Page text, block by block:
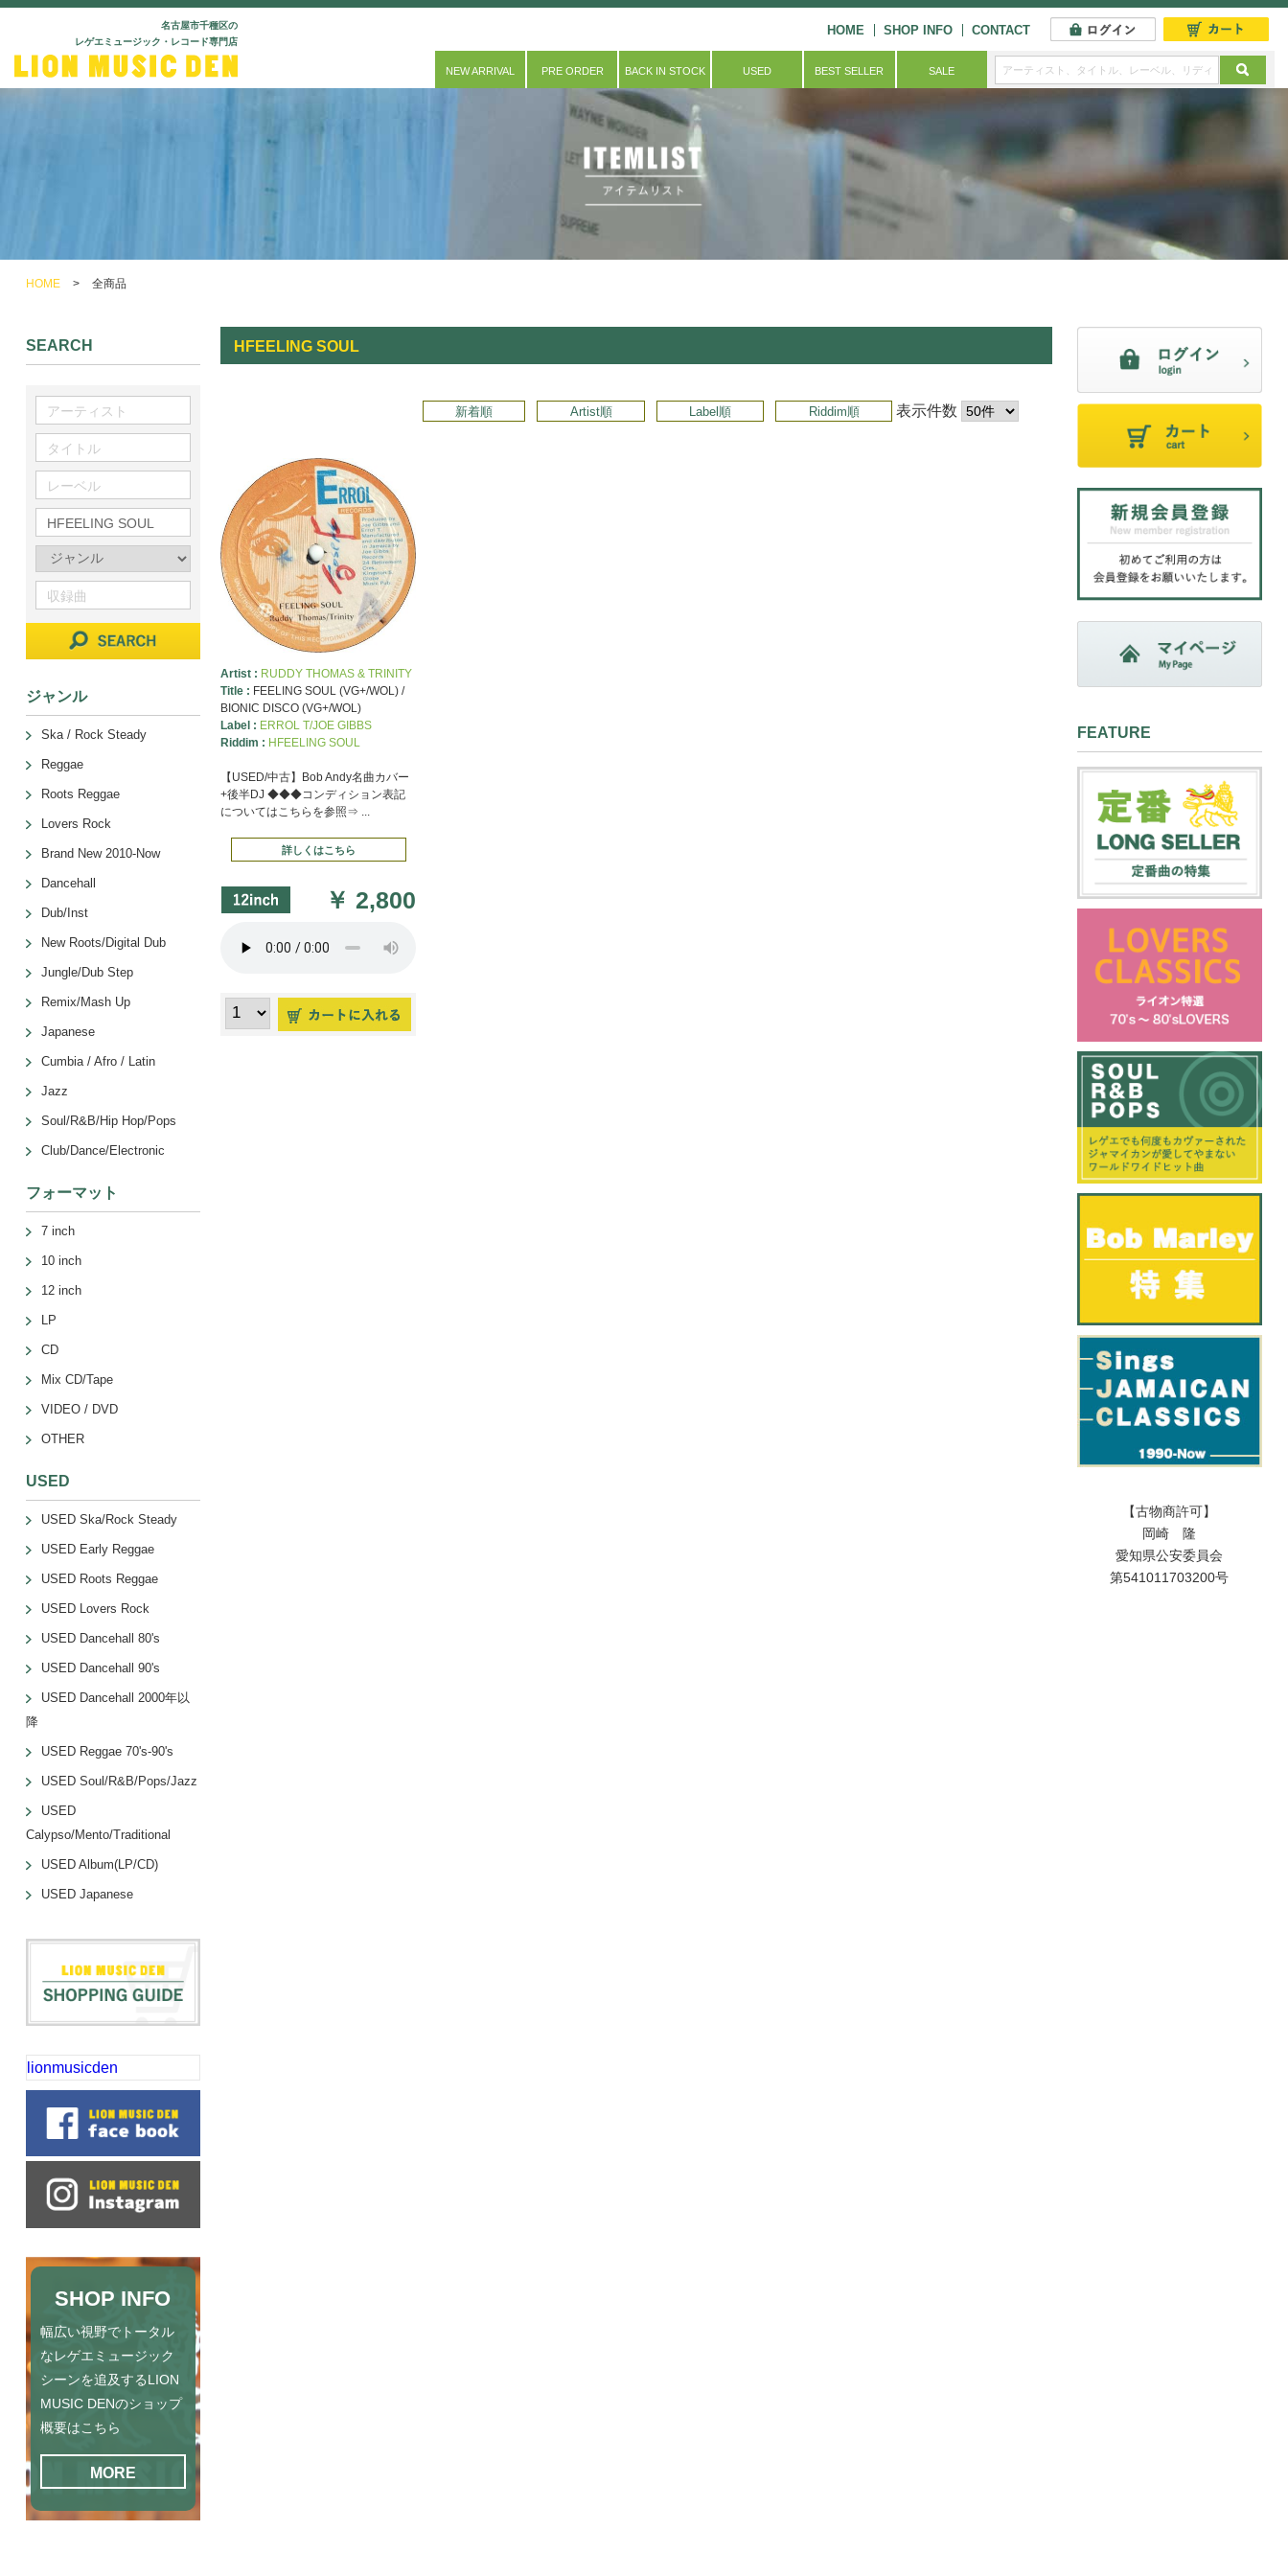
名古屋市千種区の
レゲエミュージック・レコード専門店
HOME SHOP INFO CONTACT
NEW ARRIVAL PRE ORDER BACK IN STOCK USED BEST SELLER SALE
HOME > 全商品
HFEELING SOUL
新着順 Artist順 Label順 Riddim順 表示件数
Artist : RUDDY THOMAS & TRINITY
Title : FEELING SOUL (VG+/WOL) /
BIONIC DISCO (VG+/WOL)
Label : ERROL T/JOE GIBBS
Riddim : HFEELING SOUL
【USED/中古】Bob Andy名曲カバー
+後半DJ ◆◆◆コンディション表記
についてはこちらを参照⇒ ...
詳しくはこちら
￥2,800
SEARCH
ジャンル
Ska / Rock Steady
Reggae
Roots Reggae
Lovers Rock
Brand New 2010-Now
Dancehall
Dub/Inst
New Roots/Digital Dub
Jungle/Dub Step
Remix/Mash Up
Japanese
Cumbia / Afro / Latin
Jazz
Soul/R&B/Hip Hop/Pops
Club/Dance/Electronic
フォーマット
7 inch
10 inch
12 inch
LP
CD
Mix CD/Tape
VIDEO / DVD
OTHER
USED
USED Ska/Rock Steady
USED Early Reggae
USED Roots Reggae
USED Lovers Rock
USED Dancehall 80's
USED Dancehall 90's
USED Dancehall 2000年以
降
USED Reggae 70's-90's
USED Soul/R&B/Pops/Jazz
USED
Calypso/Mento/Traditional
USED Album(LP/CD)
USED Japanese
lionmusicden
SHOP INFO
幅広い視野でトータル
なレゲエミュージック
シーンを追及するLION
MUSIC DENのショップ
概要はこちら
MORE
FEATURE
【古物商許可】
岡崎 隆
愛知県公安委員会
第541011703200号